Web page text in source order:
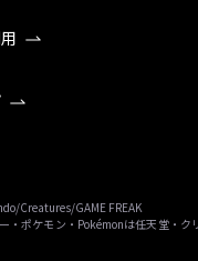
Creatures/GAME FREAK
・ポケモン・Pokémonは任天堂・ク